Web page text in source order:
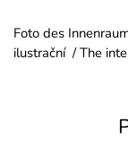
Foto des
ilustrační / The